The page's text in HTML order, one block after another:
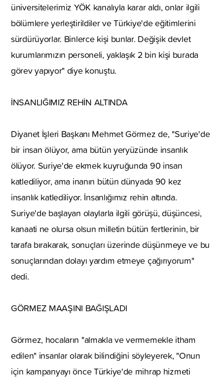
üniversitelerimiz YÖK kanalıyla karar aldı, onlar ilgili
bölümlere yerleştirildiler ve Türkiye'de eğitimlerini
sürdürüyorlar. Binlerce kişi bunlar. Değişik devlet
kurumlarımızın personeli, yaklaşık 2 bin kişi burada
görev yapıyor" diye konuştu.
İNSANLIĞIMIZ REHİN ALTINDA
Diyanet İşleri Başkanı Mehmet Görmez de, "Suriye'de
bir insan ölüyor, ama bütün yeryüzünde insanlık
ölüyor. Suriye'de ekmek kuyruğunda 90 insan
katlediliyor, ama inanın bütün dünyada 90 kez
insanlık katlediliyor. İnsanlığımız rehin altında.
Suriye'de başlayan olaylarla ilgili görüşü, düşüncesi,
kanaati ne olursa olsun milletin bütün fertlerinin, bir
tarafa bırakarak, sonuçları üzerinde düşünmeye ve bu
sonuçlarından dolayı yardım etmeye çağırıyorum"
dedi.
GÖRMEZ MAAŞINI BAĞIŞLADI
Görmez, hocaların "almakla ve vermemekle itham
edilen" insanlar olarak bilindiğini söyleyerek, "Onun
için kampanyayı önce Türkiye'de mihrap hizmeti